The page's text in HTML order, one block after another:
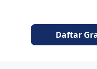
Daftar